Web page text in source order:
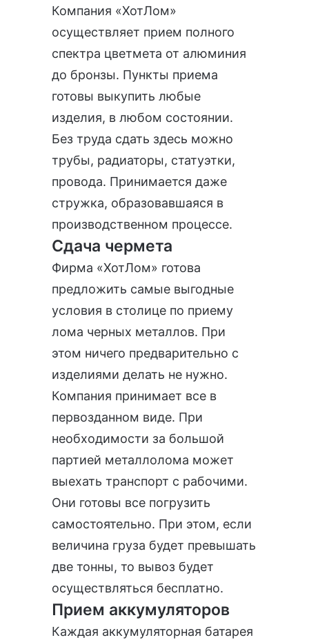
Компания «ХотЛом»
осуществляет прием полного
спектра цветмета от алюминия
до бронзы. Пункты приема
готовы выкупить любые
изделия, в любом состоянии.
Без труда сдать здесь можно
трубы, радиаторы, статуэтки,
провода. Принимается даже
стружка, образовавшаяся в
производственном процессе.
Сдача чермета
Фирма «ХотЛом» готова
предложить самые выгодные
условия в столице по приему
лома черных металлов. При
этом ничего предварительно с
изделиями делать не нужно.
Компания принимает все в
первозданном виде. При
необходимости за большой
партией металлолома может
выехать транспорт с рабочими.
Они готовы все погрузить
самостоятельно. При этом, если
величина груза будет превышать
две тонны, то вывоз будет
осуществляться бесплатно.
Прием аккумуляторов
Каждая аккумуляторная батарея